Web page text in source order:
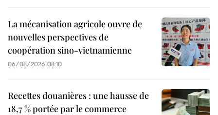
La mécanisation agricole ouvre de
nouvelles perspectives de
coopération sino-vietnamienne
06/08/2026 08:10
Recettes douanières : une hausse de
18,7 % portée par le commerce